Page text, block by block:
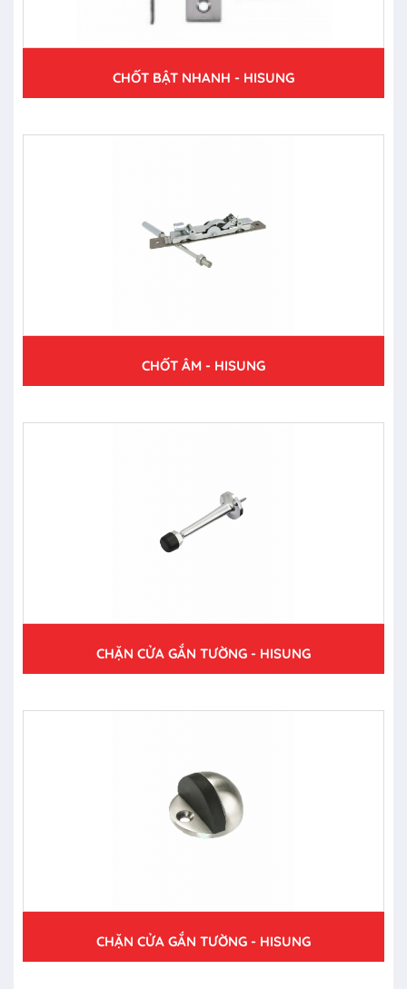
CHỐT BẬT NHANH - HISUNG
CHỐT ÂM - HISUNG
CHẶN CỬA GẮN TƯỜNG - HISUNG
CHẶN CỬA GẮN TƯỜNG - HISUNG